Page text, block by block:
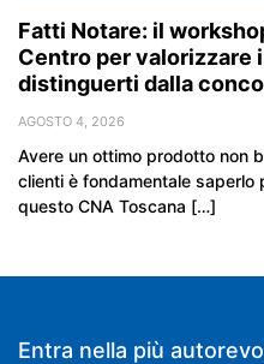
Fatti Notare: il
Centro per valorizzare
distinguerti dalla
AGOSTO 4, 2026
Avere un ottimo prodotto non
clienti è fondamentale saperlo
questo CNA Toscana […]
Entra nella più